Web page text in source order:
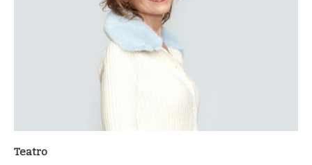
Teatro